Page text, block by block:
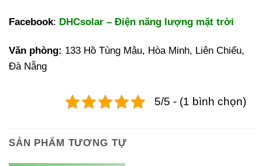
Facebook: DHCsolar – Điện năng lượng mặt trời
Văn phòng: 133 Hồ Tùng Mậu, Hòa Minh, Liên Chiểu,
Đà Nẵng
5/5 - (1 bình chọn)
SẢN PHẨM TƯƠNG TỰ